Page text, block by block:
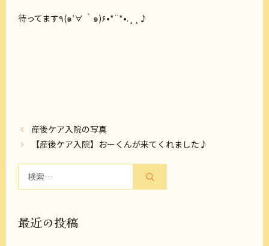
待ってます٩(๑′∀ ‵๑)۶•*¨*•.¸¸♪
産後ケア入院の写真
【産後ケア入院】おーくんが来てくれました♪
最近の投稿